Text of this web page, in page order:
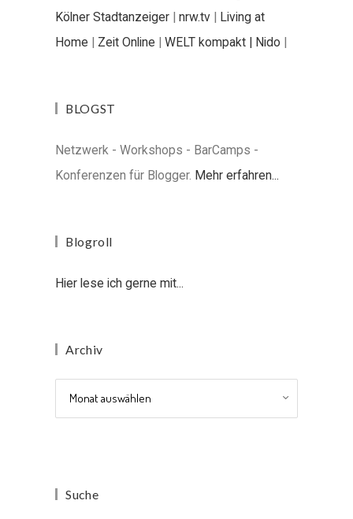
Kölner Stadtanzeiger | nrw.tv | Living at
Home | Zeit Online | WELT kompakt | Nido |
BLOGST
Netzwerk - Workshops - BarCamps -
Konferenzen für Blogger. Mehr erfahren...
Blogroll
Hier lese ich gerne mit...
Archiv
Suche